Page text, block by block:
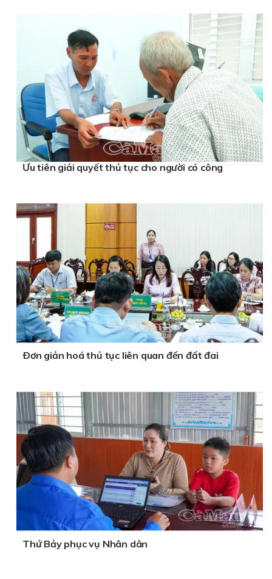
Ưu tiên giải quyết thủ tục cho người có công
Ðơn giản hoá thủ tục liên quan đến đất đai
Thứ Bảy phục vụ Nhân dân